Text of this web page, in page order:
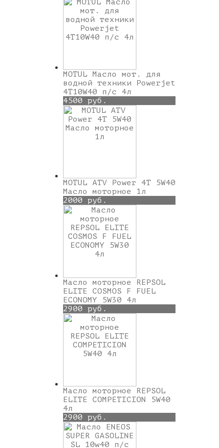
MOTUL Масло мот. для
водной техники Powerjet
4T10W40 п/с 4л
4500 руб.
MOTUL ATV Power 4T 5W40
Масло моторное 1л
2000 руб.
Масло моторное REPSOL
ELITE COSMOS F FUEL
ECONOMY 5W30 4л
2900 руб.
Масло моторное REPSOL
ELITE COMPETICION 5W40
4л
2900 руб.